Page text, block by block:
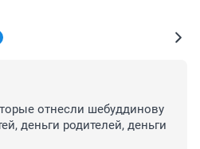
отнесли шебуддинову
деньги родителей, деньги